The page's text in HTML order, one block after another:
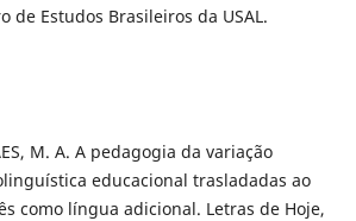
de Estudos Brasileiros da USAL.
M. A. A pedagogia da variação
educacional trasladadas ao
como língua adicional. Letras de Hoje,